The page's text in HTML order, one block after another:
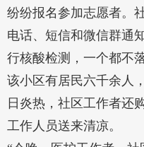
纷纷报名参加志愿者。
电话、短信和微信群通
行核酸检测，一个都不落
该小区有居民六千余人
日炎热，社区工作者还
工作人员送来清凉。